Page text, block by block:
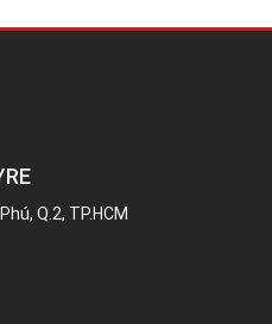
Q.2, TP.HCM